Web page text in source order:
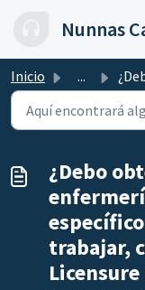
Nunnas
Inicio ... ¿Debo
¿Debo
trabajar,